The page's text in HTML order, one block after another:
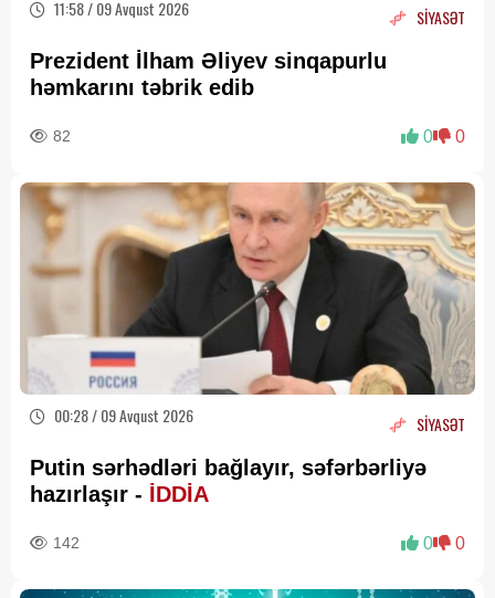
11:58 / 09 Avqust 2026 SİYASƏT
Prezident İlham Əliyev sinqapurlu
həmkarını təbrik edib
82 0 0
00:28 / 09 Avqust 2026 SİYASƏT
Putin sərhədləri bağlayır, səfərbərliyə
hazırlaşır - İDDİA
142 0 0